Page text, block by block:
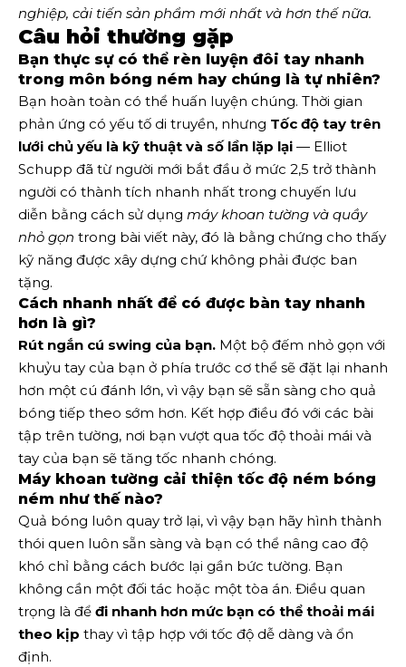
nghiệp, cải tiến sản phẩm mới nhất và hơn thế nữa.
Câu hỏi thường gặp
Bạn thực sự có thể rèn luyện đôi tay nhanh
trong môn bóng ném hay chúng là tự nhiên?
Bạn hoàn toàn có thể huấn luyện chúng. Thời gian
phản ứng có yếu tố di truyền, nhưng Tốc độ tay trên
lưới chủ yếu là kỹ thuật và số lần lặp lại — Elliot
Schupp đã từ người mới bắt đầu ở mức 2,5 trở thành
người có thành tích nhanh nhất trong chuyến lưu
diễn bằng cách sử dụng máy khoan tường và quầy
nhỏ gọn trong bài viết này, đó là bằng chứng cho thấy
kỹ năng được xây dựng chứ không phải được ban
tặng.
Cách nhanh nhất để có được bàn tay nhanh
hơn là gì?
Rút ngắn cú swing của bạn. Một bộ đếm nhỏ gọn với
khuỷu tay của bạn ở phía trước cơ thể sẽ đặt lại nhanh
hơn một cú đánh lớn, vì vậy bạn sẽ sẵn sàng cho quả
bóng tiếp theo sớm hơn. Kết hợp điều đó với các bài
tập trên tường, nơi bạn vượt qua tốc độ thoải mái và
tay của bạn sẽ tăng tốc nhanh chóng.
Máy khoan tường cải thiện tốc độ ném bóng
ném như thế nào?
Quả bóng luôn quay trở lại, vì vậy bạn hãy hình thành
thói quen luôn sẵn sàng và bạn có thể nâng cao độ
khó chỉ bằng cách bước lại gần bức tường. Bạn
không cần một đối tác hoặc một tòa án. Điều quan
trọng là để đi nhanh hơn mức bạn có thể thoải mái
theo kịp thay vì tập hợp với tốc độ dễ dàng và ổn
định.